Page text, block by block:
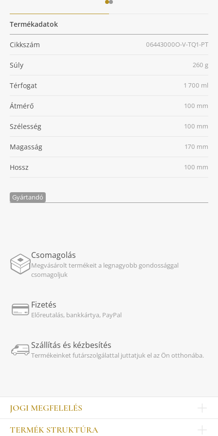
Termékadatok
Cikkszám 06443000O-V-TQ1-PT
Súly 260 g
Térfogat 1 700 ml
Átmérő 100 mm
Szélesség 100 mm
Magasság 170 mm
Hossz 100 mm
Gyártandó
Csomagolás
Megvásárolt termékeit a legnagyobb gondossággal
csomagoljuk
Fizetés
Előreutalás, bankkártya, PayPal
Szállítás és kézbesítés
Termékeinket futárszolgálattal juttatjuk el az Ön otthonába.
JOGI MEGFELELÉS
Impresszum
TERMÉK STRUKTÚRA